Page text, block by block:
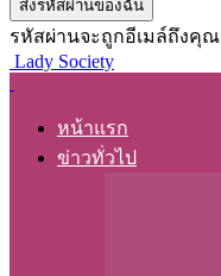
รหัสผ่านจะถูกอีเมล์ถึงคุณ
Lady Society
หน้าแรก
ข่าวทั่วไป